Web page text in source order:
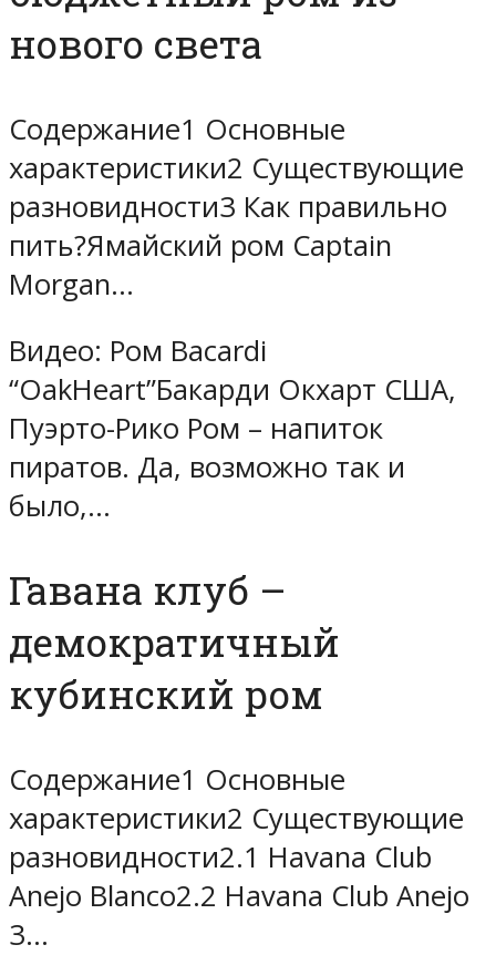
нового света
Содержание1 Основные
характеристики2 Существующие
разновидности3 Как правильно
пить?Ямайский ром Captain
Morgan…
Видео: Ром Bacardi
“OakHeart”Бакарди Окхарт США,
Пуэрто-Рико Ром – напиток
пиратов. Да, возможно так и
было,…
Гавана клуб –
демократичный
кубинский ром
Содержание1 Основные
характеристики2 Существующие
разновидности2.1 Havana Club
Anejo Blanco2.2 Havana Club Anejo
3…